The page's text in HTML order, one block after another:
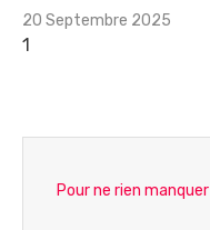
20 Septembre 2025
Pour ne rien manquer